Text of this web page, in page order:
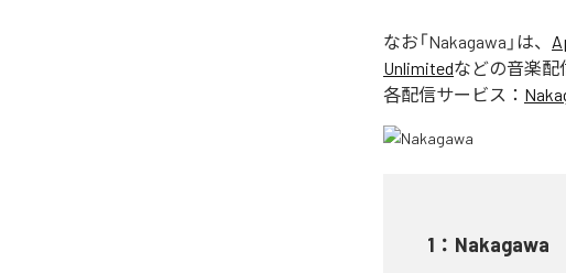
なお「Nakagawa 」は、
Unlimitedなどの音楽配
各配信サービス：
1 ： Nakagawa